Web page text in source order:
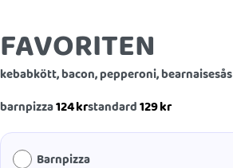
FAVORITEN
kebabkött, bacon, pepperoni, bearnaisesås
barnpizza124krstandard129kr
Barnpizza